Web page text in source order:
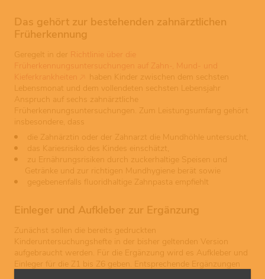
Das gehört zur bestehenden zahnärztlichen
Früherkennung
Geregelt in der Richtlinie über die
Früherkennungsuntersuchungen auf Zahn-, Mund- und
Kieferkrankheiten
haben Kinder zwischen dem sechsten
Lebensmonat und dem vollendeten sechsten Lebensjahr
Anspruch auf sechs zahnärztliche
Früherkennungsuntersuchungen. Zum Leistungsumfang gehört
insbesondere, dass
die Zahnärztin oder der Zahnarzt die Mundhöhle untersucht,
das Kariesrisiko des Kindes einschätzt,
zu Ernährungsrisiken durch zuckerhaltige Speisen und
Getränke und zur richtigen Mundhygiene berät sowie
gegebenenfalls fluoridhaltige Zahnpasta empfiehlt
Einleger und Aufkleber zur Ergänzung
Zunächst sollen die bereits gedruckten
Kinderuntersuchungshefte in der bisher geltenden Version
aufgebraucht werden. Für die Ergänzung wird es Aufkleber und
Einleger für die Z1 bis Z6 geben. Entsprechende Ergänzungen